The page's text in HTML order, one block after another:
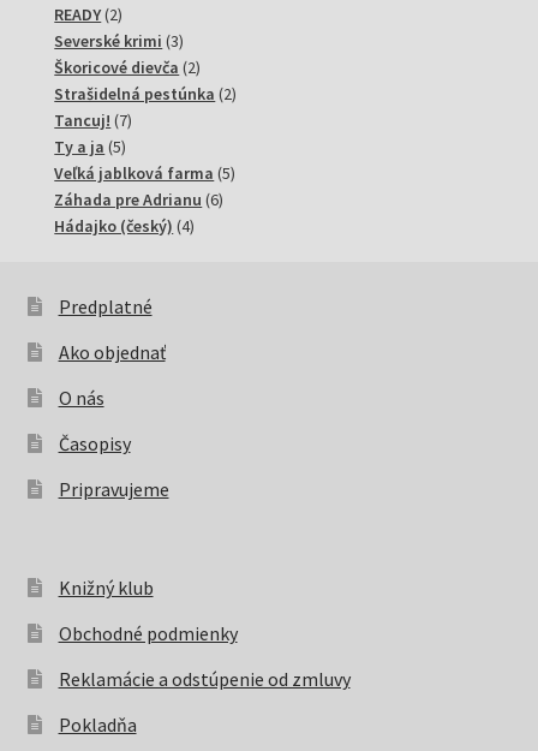
READY 22
produkty
Severské krimi 33
produkty
Škoricové dievča 22
produkty
Strašidelná pestúnka 22
Tancuj! 77
Ty a ja 55
produktov
Veľká jablková farma 55
Záhada pre Adrianu 66
Hádajko (český) 44
Predplatné
Ako objednať
O nás
Časopisy
Pripravujeme
Knižný klub
Obchodné podmienky
Reklamácie a odstúpenie od zmluvy
Pokladňa